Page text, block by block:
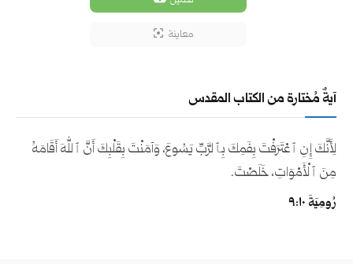
معاينة
آيةٌ مُختارة من الكتاب المقدس
لِأَنَّكَ إِنِ ٱعْتَرَفْتَ بِفَمِكَ بِٱلرَّبِّ يَسُوعَ، وَآمَنْتَ بِقَلْبِكَ أَنَّ ٱللهَ أَقَامَهُ
مِنَ ٱلْأَمْوَاتِ، خَلَصْتَ.
رُومِيَةَ ١٠:‏٩